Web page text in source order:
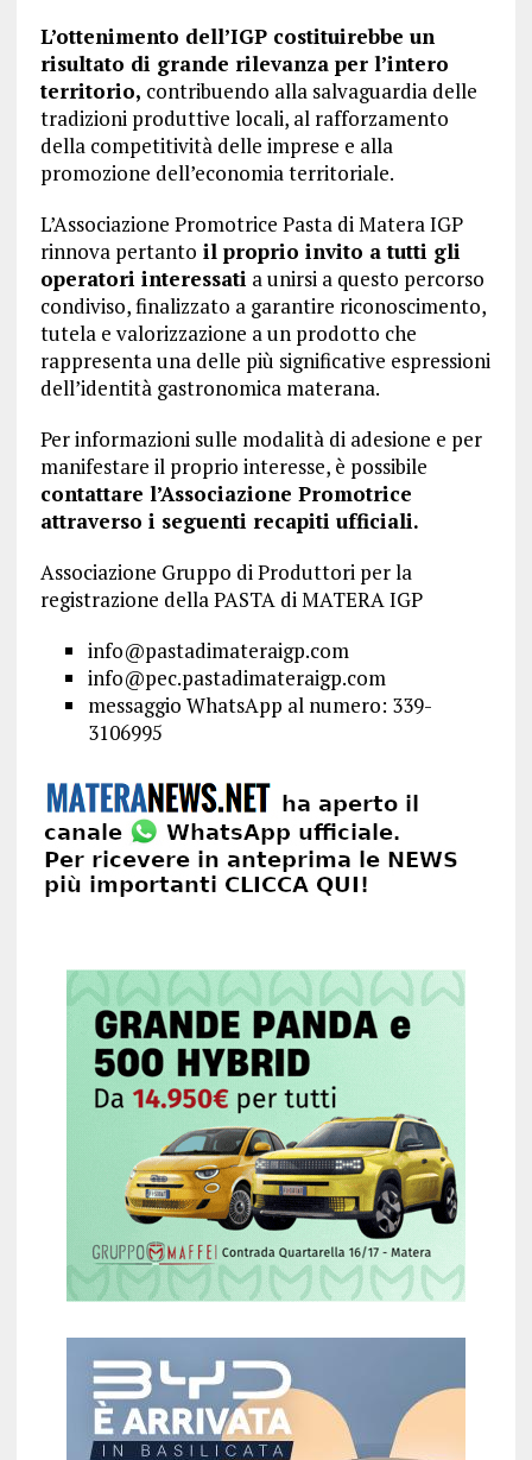
L’ottenimento dell’IGP costituirebbe un
risultato di grande rilevanza per l’intero
territorio, contribuendo alla salvaguardia delle
tradizioni produttive locali, al rafforzamento
della competitività delle imprese e alla
promozione dell’economia territoriale.
L’Associazione Promotrice Pasta di Matera IGP
rinnova pertanto il proprio invito a tutti gli
operatori interessati a unirsi a questo percorso
condiviso, finalizzato a garantire riconoscimento,
tutela e valorizzazione a un prodotto che
rappresenta una delle più significative espressioni
dell’identità gastronomica materana.
Per informazioni sulle modalità di adesione e per
manifestare il proprio interesse, è possibile
contattare l’Associazione Promotrice
attraverso i seguenti recapiti ufficiali.
Associazione Gruppo di Produttori per la
registrazione della PASTA di MATERA IGP
info@pastadimateraigp.com
info@pec.pastadimateraigp.com
messaggio WhatsApp al numero: 339-
3106995